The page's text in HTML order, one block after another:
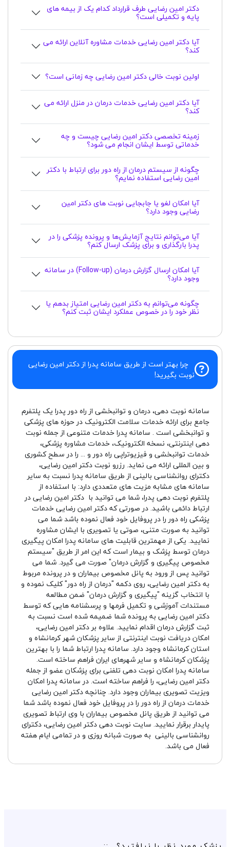
دکتر امین رضایی طرف قرارداد کدام یک از بیمه های
پایه و تکمیلی است؟
آیا دکتر امین رضایی خدمات مشاوره آنلاین ارائه می
کند؟
اولین نوبت خالی دکتر امین رضایی چه زمانی است؟
آیا دکتر امین رضایی خدمات درمان در منزل ارائه می
کند؟
زمینه تخصصی دکتر امین رضایی چیست و چه
خدماتی توسط ایشان انجام می شود؟
چگونه از سیستم درمان از راه دور برای ارتباط با دکتر
امین رضایی استفاده نمایم؟
آیا امکان لغو یا جابجایی نوبت های دکتر امین
رضایی وجود دارد؟
آیا می‌توانم نتایج آزمایش‌ها و پرونده پزشکی را در
پدرا بارگذاری و برای پزشک ارسال کنم؟
آیا امکان ارسال گزارش درمان (Follow-up) در سامانه
وجود دارد؟
چگونه می‌توانم به دکتر امین رضایی امتیاز بدهم یا
نظر خود را در خصوص عملکرد ایشان ثبت کنم؟
چرا بهتر است از طریق سامانه پدرا از دکتر امین رضایی
نوبت بگیرید!
سامانه نوبت دهی، درمان و توانبخشی از راه دور پدرا یک پلتفرم
جامع برای ارائه خدمات سلامت الکترونیک در حوزه های پزشکی
و توانبخشی است . سامانه پدرا خدمات متنوعی از جمله نوبت
دهی اینترنتی، نسخه الکترونیک، خدمات مشاوره پزشکی،
خدمات توانبخشی و فیزیوتراپی راه دور و ... را در سطح کشوری
و بین المللی ارائه می نماید. رزرو نوبت دکتر امین رضایی،
دکترای روانشناسی بالینی از طریق سامانه پدرا نسبت به سایر
سامانه های مشابه مزیت های متعددی دارد: با استفاده از
پلتفرم نوبت دهی پدرا، شما می توانید با دکتر امین رضایی در
ارتباط دائمی باشید. در صورتی که دکتر امین رضایی خدمات
پزشکی راه دور را در پروفایل خود فعال نموده باشد شما می
توانید به صورت متنی، صوتی یا تصویری با ایشان مشاوره
نمایید. یکی از مهمترین قابلیت های سامانه پدرا امکان پیگیری
درمان توسط پزشک و بیمار است که این امر از طریق "سیستم
مخصوص پیگیری و گزارش درمان" صورت می گیرد. شما می
توانید پس از ورود به پانل مخصوص بیماران و در پرونده مربوط
به دکتر امین رضایی، روی دکمه "درمان از راه دور" کلیک نموده و
با انتخاب گزینه "پیگیری و گزارش درمان" ضمن مطالعه
مستندات آموزشی و تکمیل فرمها و پرسشنامه هایی که توسط
دکتر امین رضایی به پرونده شما ضمیمه شده است نسبت به
ثبت گزارش درمان اقدام نمایید. علاوه بر دکتر امین رضایی،
امکان دریافت نوبت اینترنتی از سایر پزشکان شهر کرمانشاه و
استان کرمانشاه وجود دارد. سامانه پدرا ارتباط شما را با بهترین
پزشکان کرمانشاه و سایر شهرهای ایران فراهم ساخته است.
سامانه پدرا امکان نوبت دهی تلفنی برای پزشکان عضو از جمله
دکتر امین رضایی، را فراهم ساخته است. در سامانه پدرا امکان
ویزیت تصویری بیماران وجود دارد. چنانچه دکتر امین رضایی
خدمات درمان از راه دور را در پروفایل خود فعال نموده باشد شما
می توانید از طریق پانل مخصوص بیماران با وی ارتباط تصویری
پایدار برقرار نمایید. سایت نوبت دهی دکتر امین رضایی، دکترای
روانشناسی بالینی به صورت شبانه روزی و در تمامی ایام هفته
فعال می باشد.